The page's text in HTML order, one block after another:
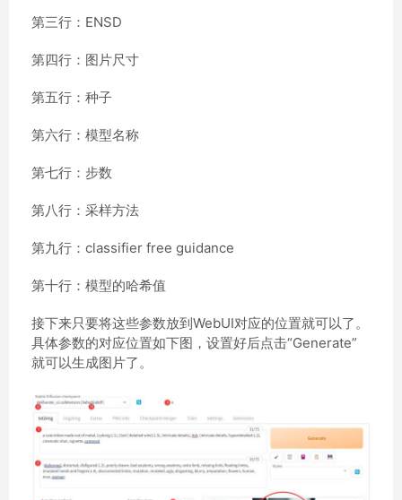
第三行：ENSD
第四行：图片尺寸
第五行：种子
第六行：模型名称
第七行：步数
第八行：采样方法
第九行：classifier free guidance
第十行：模型的哈希值
接下来只要将这些参数放到WebUI对应的位置就可以了。
具体参数的对应位置如下图，设置好后点击“Generate”
就可以生成图片了。